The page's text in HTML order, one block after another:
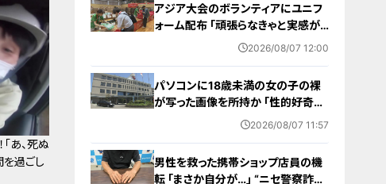
あ、死ぬ
を過ごし
アジア大会のボランティアにユニフ
ォーム配布 ｢頑張らなきゃと実感が
湧いた｣ 名古屋･中区の愛知県体育
2026/08/07 12:00
パソコンに18歳未満の女の子の裸
が写った画像を所持か ｢性的好奇心
を満たす目的｣ 小学校講師の38歳
2026/08/07 11:57
男性を救った携帯ショップ店員の機
転 ｢まさか自分が…｣ “ニセ警察詐